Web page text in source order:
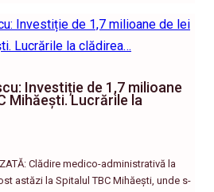
Investiție de 1,7 milioane
Mihăești. Lucrările la
Clădire medico-administrativă la
astăzi la Spitalul TBC Mihăești, unde s-